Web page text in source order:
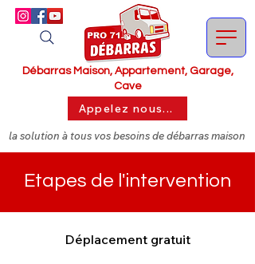
Débarras Maison, Appartement, Garage,
Cave
Appelez nous...
la solution à tous vos besoins de débarras maison
Etapes de l'intervention
Déplacement gratuit​